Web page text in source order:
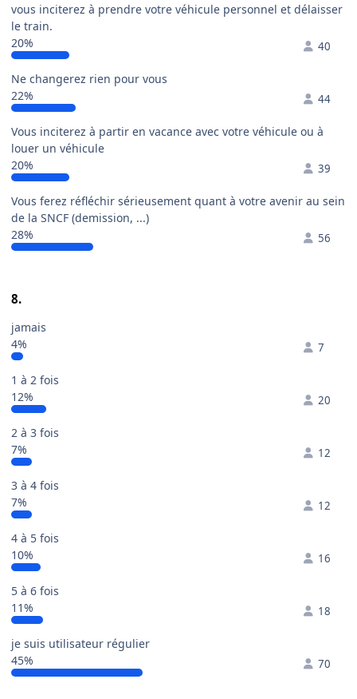
vous inciterez à prendre votre véhicule personnel et délaisser
le train.
20%
40
Ne changerez rien pour vous
22%
44
Vous inciterez à partir en vacance avec votre véhicule ou à
louer un véhicule
20%
39
Vous ferez réfléchir sérieusement quant à votre avenir au sein
de la SNCF (demission, ...)
28%
56
8.
jamais
4%
7
1 à 2 fois
12%
20
2 à 3 fois
7%
12
3 à 4 fois
7%
12
4 à 5 fois
10%
16
5 à 6 fois
11%
18
je suis utilisateur régulier
45%
70